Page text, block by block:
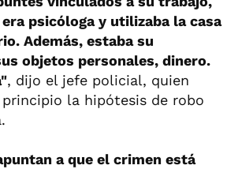
psicóloga y utilizaba la casa
Además, estaba su
objetos personales, dinero.
, dijo el jefe policial, quien
principio la hipótesis de robo
a que el crimen está